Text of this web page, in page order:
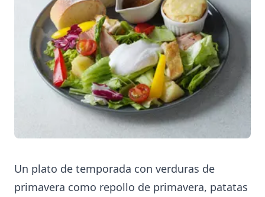
Un plato de temporada con verduras de
primavera como repollo de primavera, patatas